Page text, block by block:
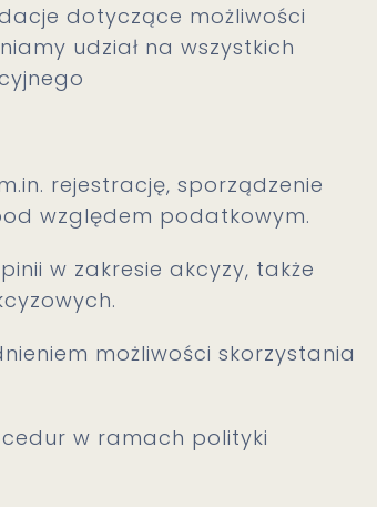
dotyczące możliwości
udział na wszystkich
rejestrację, sporządzenie
względem podatkowym.
w zakresie akcyzy, także
możliwości skorzystania
w ramach polityki